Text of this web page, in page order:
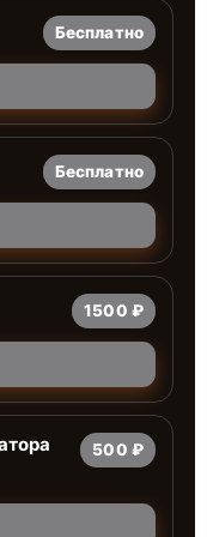
Бесплатно
Бесплатно
1500 ₽
500 ₽